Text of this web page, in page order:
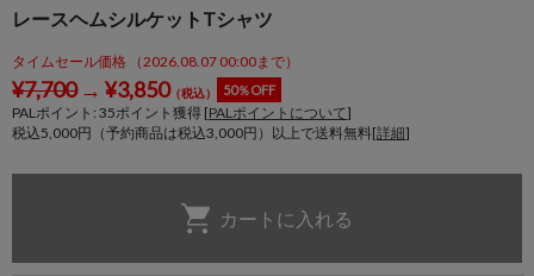
レースヘムシルケットTシャツ
タイムセール価格 （2026.08.07 00:00まで）
¥7,700→ ¥3,850（税込） 50％OFF
PALポイント: 35ポイント獲得 [PALポイントについて]
税込5,000円（予約商品は税込3,000円）以上で送料無料[詳細]